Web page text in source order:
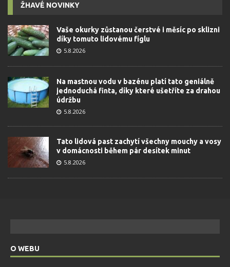
ŽHAVÉ NOVINKY
Vaše okurky zůstanou čerstvé i měsíc po sklizni
díky tomuto lidovému fíglu
5.8.2026
Na mastnou vodu v bazénu platí tato geniálně
jednoduchá finta, díky které ušetříte za drahou
údržbu
5.8.2026
Tato lidová past zachytí všechny mouchy a vosy
v domácnosti během pár desítek minut
5.8.2026
O WEBU